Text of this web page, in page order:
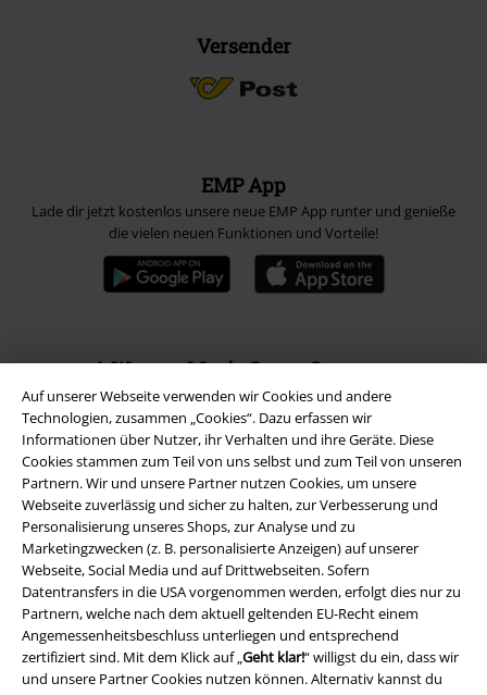
Auf unserer Webseite verwenden wir Cookies und andere
Technologien, zusammen „Cookies“. Dazu erfassen wir
Informationen über Nutzer, ihr Verhalten und ihre Geräte. Diese
Cookies stammen zum Teil von uns selbst und zum Teil von unseren
Partnern. Wir und unsere Partner nutzen Cookies, um unsere
Webseite zuverlässig und sicher zu halten, zur Verbesserung und
Personalisierung unseres Shops, zur Analyse und zu
Marketingzwecken (z. B. personalisierte Anzeigen) auf unserer
Webseite, Social Media und auf Drittwebseiten. Sofern
Datentransfers in die USA vorgenommen werden, erfolgt dies nur zu
Partnern, welche nach dem aktuell geltenden EU-Recht einem
Angemessenheitsbeschluss unterliegen und entsprechend
zertifiziert sind. Mit dem Klick auf „Geht klar!“ willigst du ein, dass wir
und unsere Partner Cookies nutzen können. Alternativ kannst du
Versender
EMP App
Lade dir jetzt kostenlos unsere neue EMP App runter und genieße
die vielen neuen Funktionen und Vorteile!
A Warner Music Group Company
Rechtliches